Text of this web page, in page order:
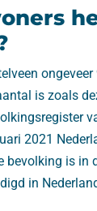
ongeveer
is zoals
2021
bevolking is in
in